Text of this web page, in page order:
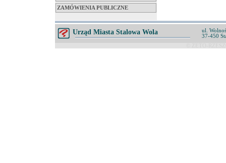
ZAMÓWIENIA PUBLICZNE
Urząd Miasta Stalowa Wola
ul.
37-450